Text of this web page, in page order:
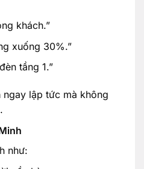
khách.”
xuống 30%.”
tầng 1.”
ngay lập tức mà không
như: